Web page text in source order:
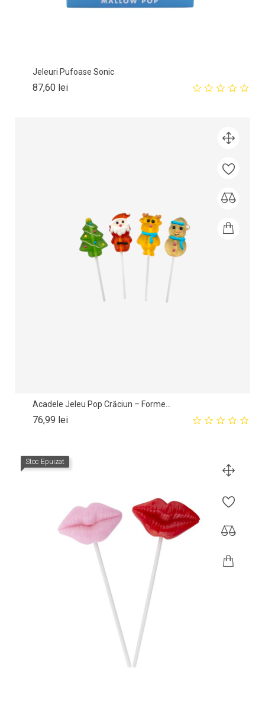
Jeleuri Pufoase Sonic
87,60 leiPret
Acadele Jeleu Pop Crăciun – Forme...
76,99 leiPret
Stoc Epuizat